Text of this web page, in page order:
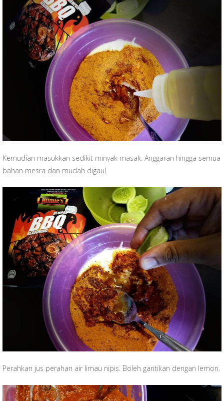
Kemudian masukkan sedikit minyak masak. Anggaran hingga semua
bahan mesra dan mudah digaul.
Perahkan jus perahan air limau nipis. Boleh gantikan dengan lemon.